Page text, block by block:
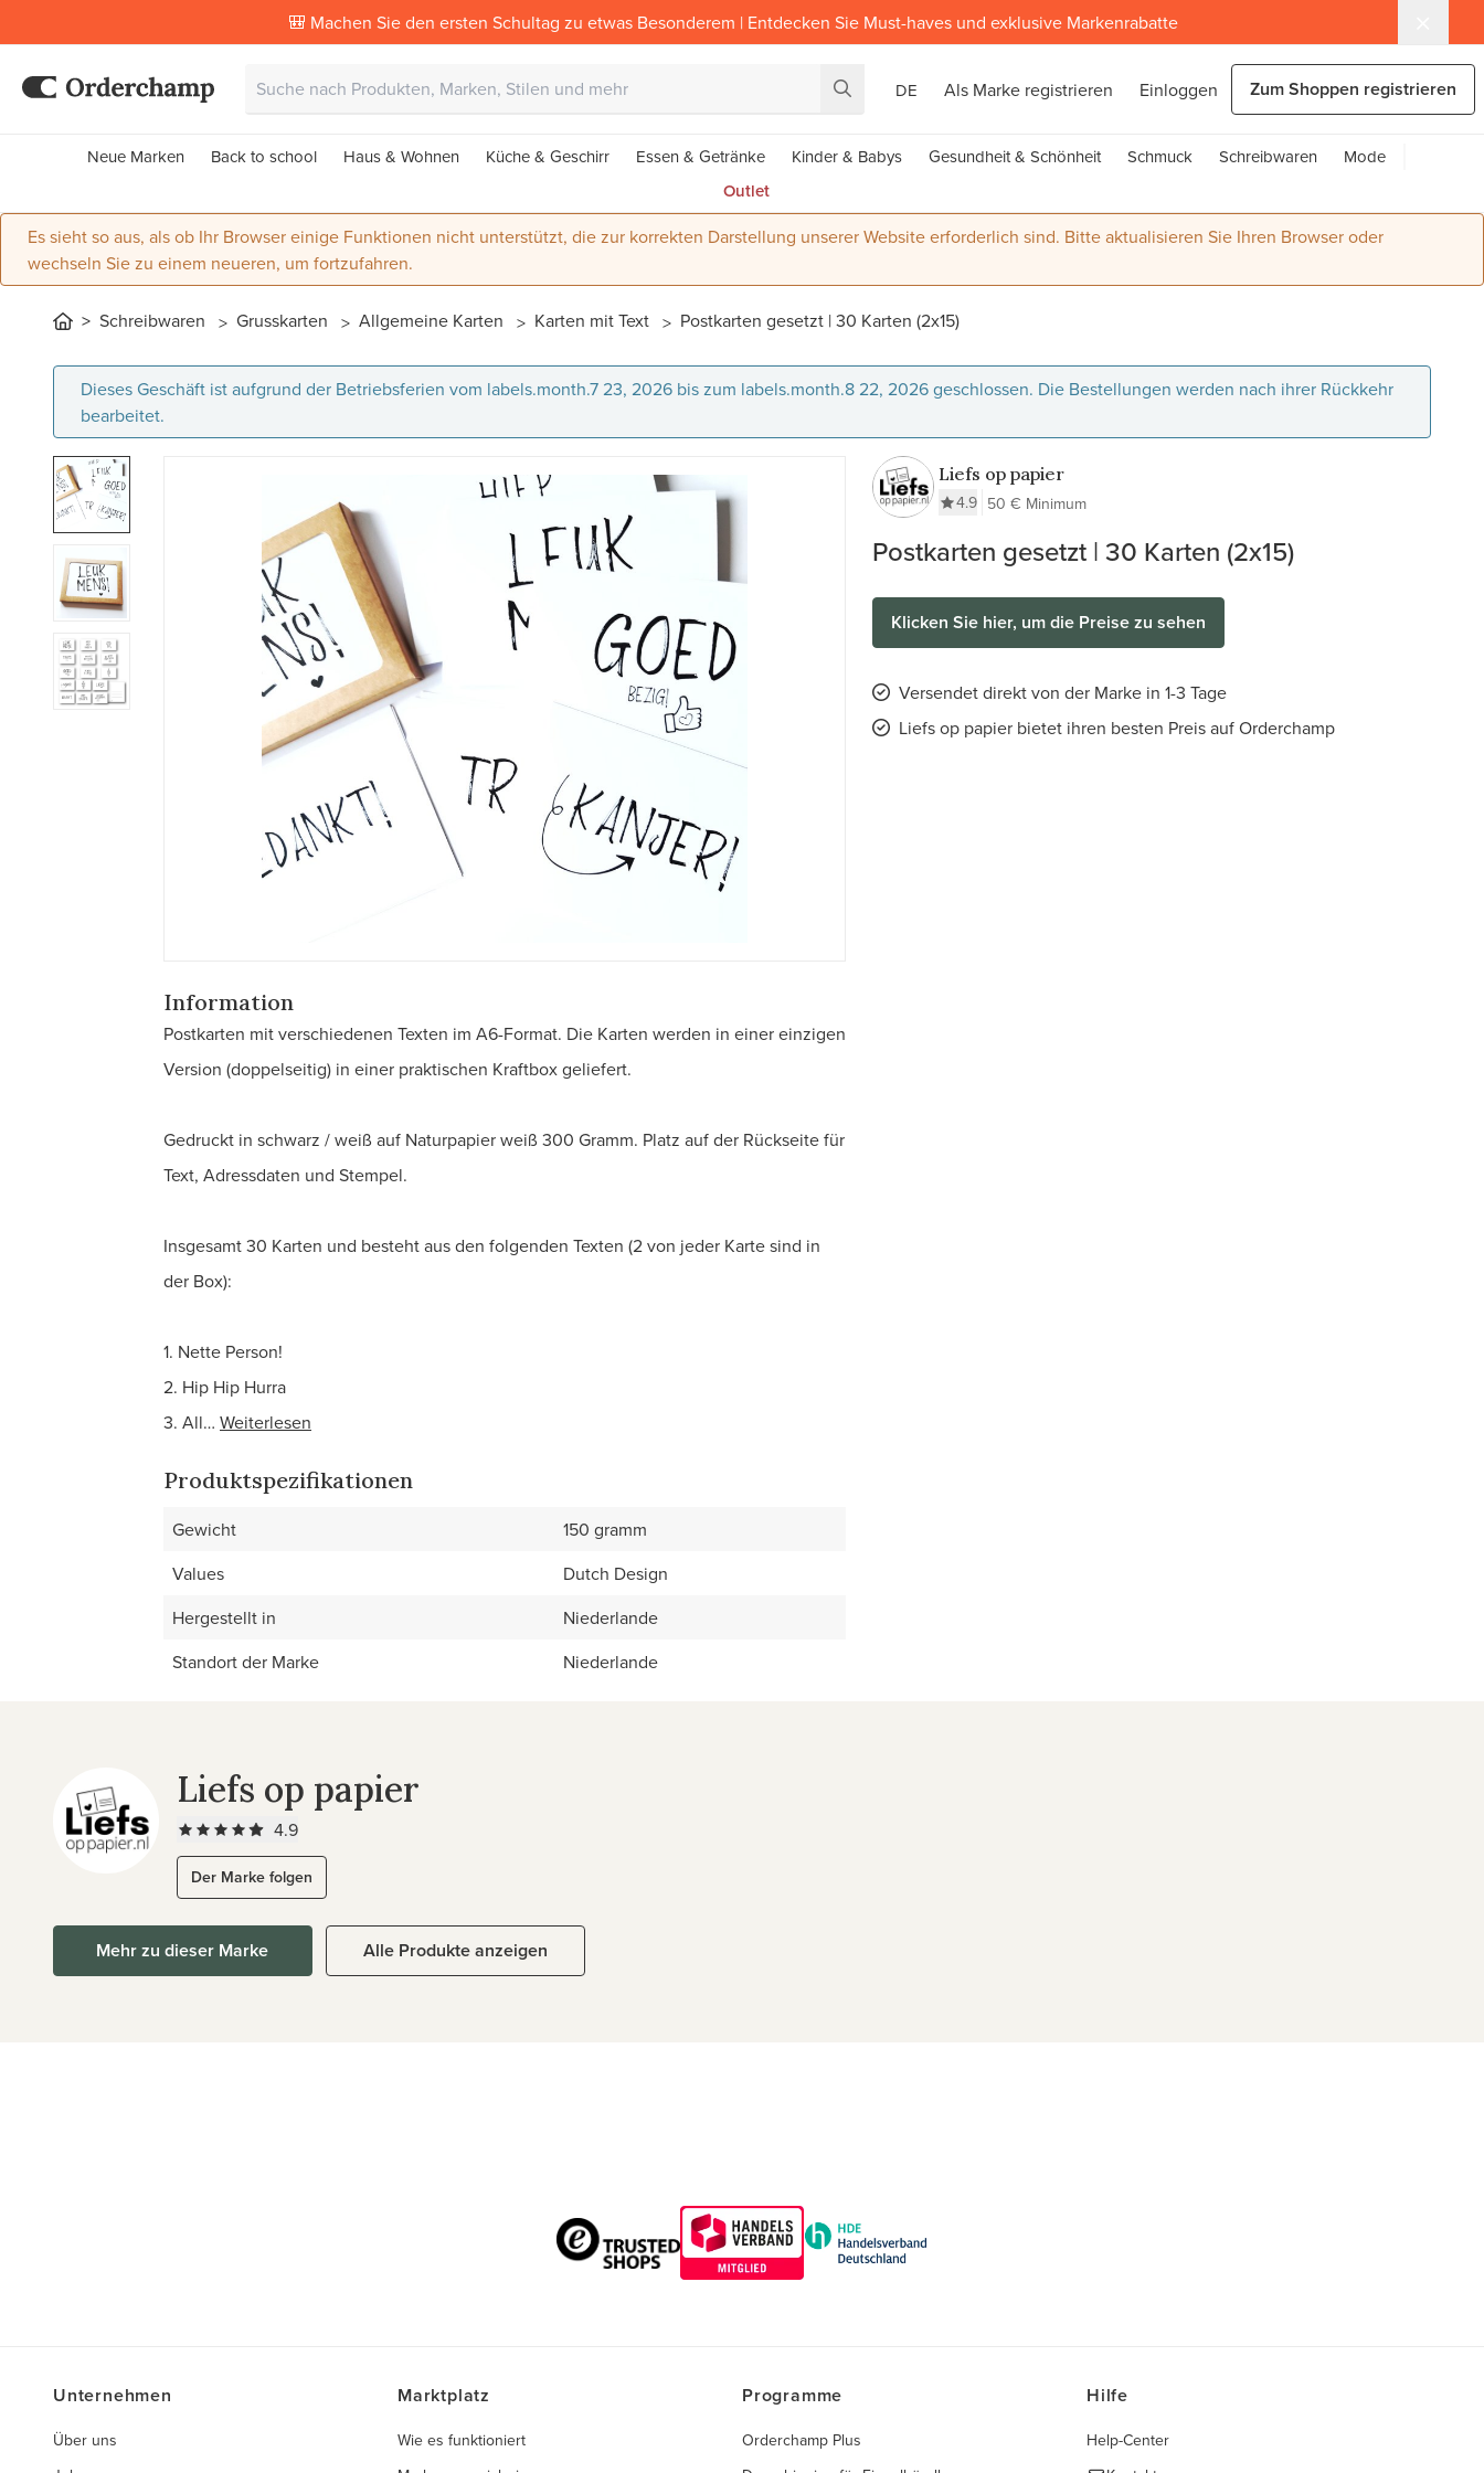
🎒 Machen Sie den ersten Schultag zu etwas Besonderem | Entdecken Sie Must-haves und exklusive Markenrabatte
DE Als Marke registrieren Einloggen Zum Shoppen registrieren
Neue Marken Back to school Haus & Wohnen Küche & Geschirr Essen & Getränke Kinder & Babys Gesundheit & Schönheit Schmuck Schreibwaren
Mode
Outlet
Es sieht so aus, als ob Ihr Browser einige Funktionen nicht unterstützt, die zur korrekten Darstellung unserer Website erforderlich sind. Bitte aktualisieren Sie Ihren Browser oder
wechseln Sie zu einem neueren, um fortzufahren.
Schreibwaren Grusskarten Allgemeine Karten Karten mit Text Postkarten gesetzt | 30 Karten (2x15)
Dieses Geschäft ist aufgrund der Betriebsferien vom labels.month.7 23, 2026 bis zum labels.month.8 22, 2026 geschlossen. Die Bestellungen werden nach ihrer Rückkehr
bearbeitet.
Liefs op papier
4.9 50 € Minimum
Postkarten gesetzt | 30 Karten (2x15)
Klicken Sie hier, um die Preise zu sehen
Versendet direkt von der Marke in 1-3 Tage
Liefs op papier bietet ihren besten Preis auf Orderchamp
Information
Postkarten mit verschiedenen Texten im A6-Format. Die Karten werden in einer einzigen
Version (doppelseitig) in einer praktischen Kraftbox geliefert.
Gedruckt in schwarz / weiß auf Naturpapier weiß 300 Gramm. Platz auf der Rückseite für
Text, Adressdaten und Stempel.
Insgesamt 30 Karten und besteht aus den folgenden Texten (2 von jeder Karte sind in
der Box):
1. Nette Person!
2. Hip Hip Hurra
3. All… Weiterlesen
Produktspezifikationen
Gewicht
150 gramm
Values
Dutch Design
Hergestellt in
Niederlande
Standort der Marke
Niederlande
Liefs op papier
4.9
Der Marke folgen
Mehr zu dieser Marke Alle Produkte anzeigen
Unternehmen
Über uns
Marktplatz
Wie es funktioniert
Programme
Orderchamp Plus
Hilfe
Help-Center